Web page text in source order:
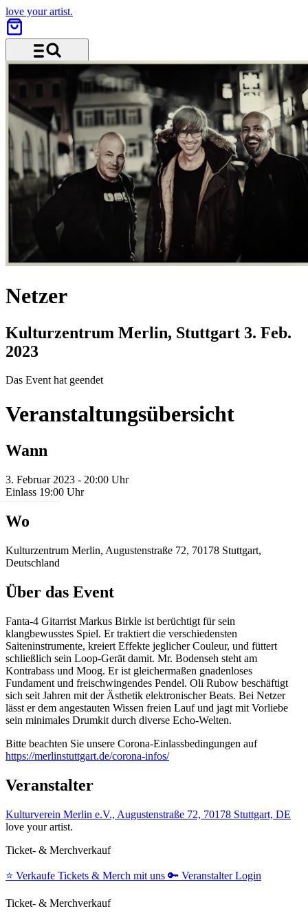
love your artist.
Netzer
Kulturzentrum Merlin, Stuttgart 3. Feb.
2023
Das Event hat geendet
Veranstaltungsübersicht
Wann
3. Februar 2023 - 20:00 Uhr
Einlass 19:00 Uhr
Wo
Kulturzentrum Merlin, Augustenstraße 72, 70178 Stuttgart,
Deutschland
Über das Event
Fanta-4 Gitarrist Markus Birkle ist berüchtigt für sein
klangbewusstes Spiel. Er traktiert die verschiedensten
Saiteninstrumente, kreiert Effekte jeglicher Couleur, und füttert
schließlich sein Loop-Gerät damit. Mr. Bodenseh steht am
Kontrabass und Moog. Er ist gleichermaßen gnadenloses
Fundament und freischwingendes Pendel. Oli Rubow beschäftigt
sich seit Jahren mit der Ästhetik elektronischer Beats. Bei Netzer
lässt er dem angestauten Wissen freien Lauf und jagt mit Vorliebe
sein minimales Drumkit durch diverse Echo-Welten.
Bitte beachten Sie unsere Corona-Einlassbedingungen auf
https://merlinstuttgart.de/corona-infos/
Veranstalter
Kulturverein Merlin e.V., Augustenstraße 72, 70178 Stuttgart, DE
love your artist.
Ticket- & Merchverkauf
⭐️ Verkaufe Tickets & Merch mit uns 🔑 Veranstalter Login
Ticket- & Merchverkauf